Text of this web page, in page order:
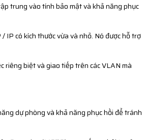
trung vào tính bảo mật và khả năng phục
IP có kích thước vừa và nhỏ. Nó được hỗ trợ
riêng biệt và giao tiếp trên các VLAN mà
dự phòng và khả năng phục hồi để tránh